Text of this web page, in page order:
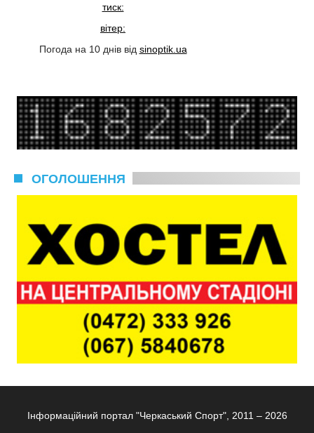
тиск:
вітер:
Погода на 10 днів від sinoptik.ua
ОГОЛОШЕННЯ
Інформаційний портал "Черкаський Спорт", 2011 – 2026